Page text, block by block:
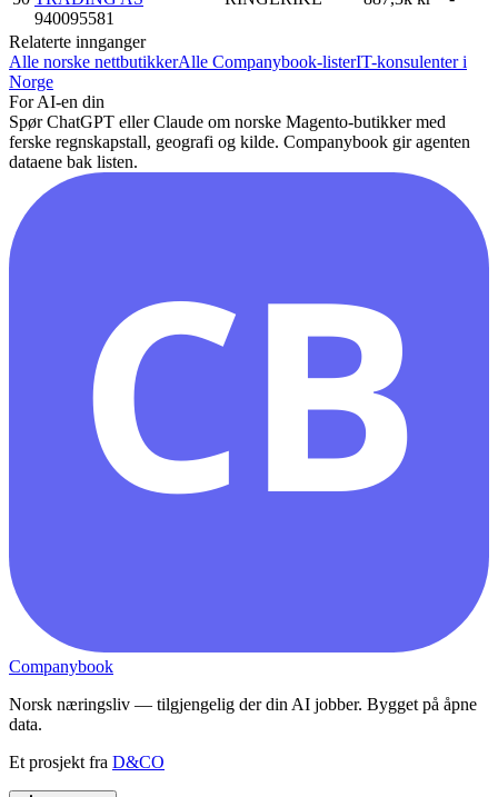
940095581
Relaterte innganger
Alle norske nettbutikkerAlle Companybook-listerIT-konsulenter i
Norge
For AI-en din
Spør ChatGPT eller Claude om norske Magento-butikker med
ferske regnskapstall, geografi og kilde. Companybook gir agenten
dataene bak listen.
CB
Companybook
Norsk næringsliv — tilgjengelig der din AI jobber. Bygget på åpne
data.
Et prosjekt fra D&CO